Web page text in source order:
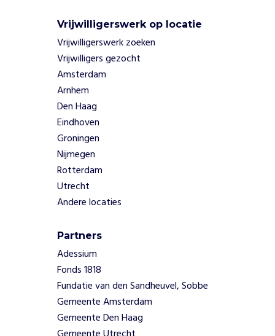
Vrijwilligerswerk op locatie
Vrijwilligerswerk zoeken
Vrijwilligers gezocht
Amsterdam
Arnhem
Den Haag
Eindhoven
Groningen
Nijmegen
Rotterdam
Utrecht
Andere locaties
Partners
Adessium
Fonds 1818
Fundatie van den Sandheuvel, Sobbe
Gemeente Amsterdam
Gemeente Den Haag